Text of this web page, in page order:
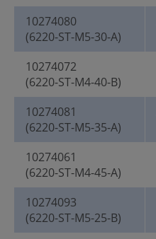
10274080
(6220-ST-M5-30-A)
10274072
(6220-ST-M4-40-B)
10274081
(6220-ST-M5-35-A)
10274061
(6220-ST-M4-45-A)
10274093
(6220-ST-M5-25-B)